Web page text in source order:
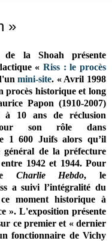
»
la Shoah présente
« Riss : le procès
mini-site. « Avril 1998
procès historique et long
Papon (1910-2007)
à 10 ans de réclusion
son rôle dans
1 600 Juifs alors qu’il
général de la préfecture
1942 et 1944. Pour
Charlie Hebdo, le
a suivi l’intégralité du
moment historique à
». L'exposition présente
ce premier et «dernier
fonctionnaire de Vichy